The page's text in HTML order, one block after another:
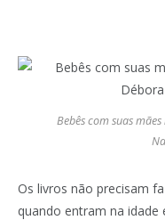
Bebês com suas
Os livros não precisam
quando entram na idade